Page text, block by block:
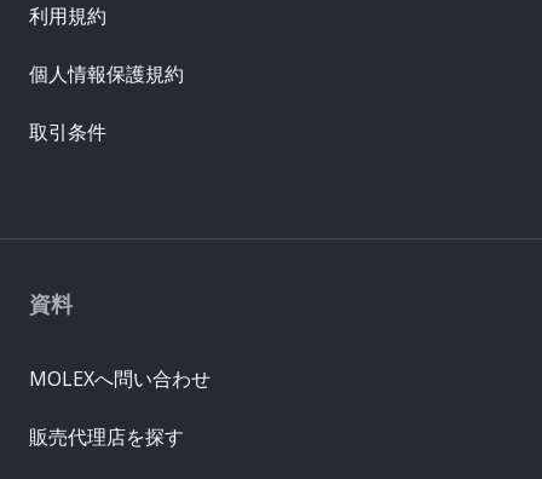
資料
MOLEXへ問い合わせ
販売代理店を探す
利用規約
個人情報保護規約
取引条件